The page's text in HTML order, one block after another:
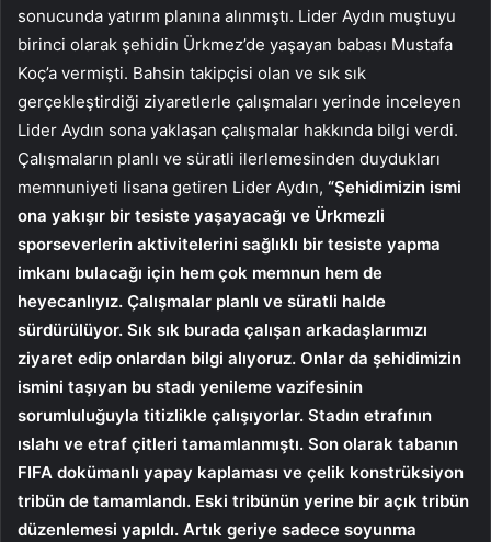
sonucunda yatırım planına alınmıştı. Lider Aydın muştuyu
birinci olarak şehidin Ürkmez’de yaşayan babası Mustafa
Koç’a vermişti. Bahsin takipçisi olan ve sık sık
gerçekleştirdiği ziyaretlerle çalışmaları yerinde inceleyen
Lider Aydın sona yaklaşan çalışmalar hakkında bilgi verdi.
Çalışmaların planlı ve süratli ilerlemesinden duydukları
memnuniyeti lisana getiren Lider Aydın, “Şehidimizin ismi
ona yakışır bir tesiste yaşayacağı ve Ürkmezli
sporseverlerin aktivitelerini sağlıklı bir tesiste yapma
imkanı bulacağı için hem çok memnun hem de
heyecanlıyız. Çalışmalar planlı ve süratli halde
sürdürülüyor. Sık sık burada çalışan arkadaşlarımızı
ziyaret edip onlardan bilgi alıyoruz. Onlar da şehidimizin
ismini taşıyan bu stadı yenileme vazifesinin
sorumluluğuyla titizlikle çalışıyorlar. Stadın etrafının
ıslahı ve etraf çitleri tamamlanmıştı. Son olarak tabanın
FIFA dokümanlı yapay kaplaması ve çelik konstrüksiyon
tribün de tamamlandı. Eski tribünün yerine bir açık tribün
düzenlemesi yapıldı. Artık geriye sadece soyunma